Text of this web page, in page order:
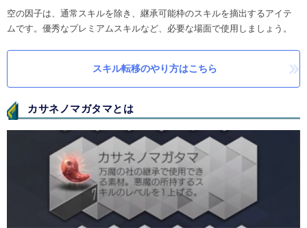
空の因子は、通常スキルを除き、継承可能枠のスキルを摘出するアイテ
ムです。優秀なプレミアムスキルなど、必要な場面で使用しましょう。
スキル転移のやり方はこちら
カサネノマガタマとは